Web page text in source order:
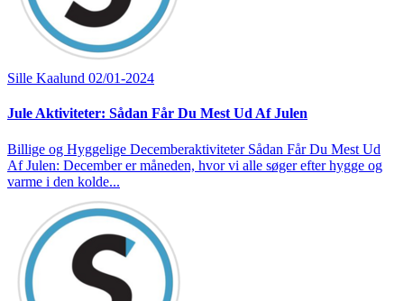
Sille Kaalund 02/01-2024
Jule Aktiviteter: Sådan Får Du Mest Ud Af Julen
Billige og Hyggelige Decemberaktiviteter Sådan Får Du Mest Ud
Af Julen: December er måneden, hvor vi alle søger efter hygge og
varme i den kolde...